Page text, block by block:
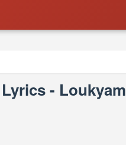
- Loukyam